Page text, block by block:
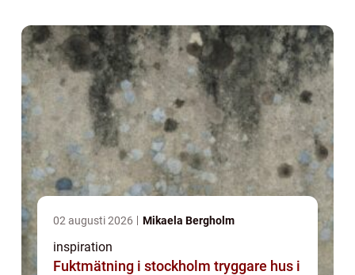
02 augusti 2026 Mikaela Bergholm
inspiration
Fuktmätning i stockholm tryggare hus i